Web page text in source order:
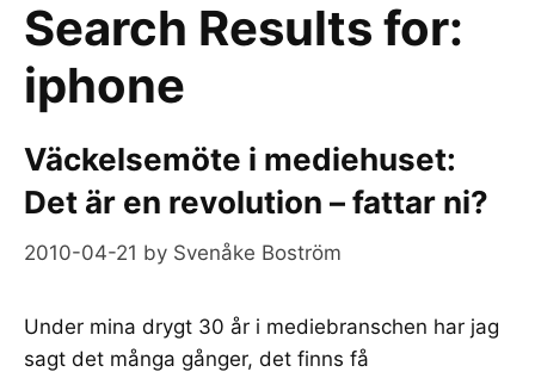
Search Results for:
iphone
Väckelsemöte i mediehuset:
Det är en revolution – fattar ni?
2010-04-21 by Svenåke Boström
Under mina drygt 30 år i mediebranschen har jag
sagt det många gånger, det finns få